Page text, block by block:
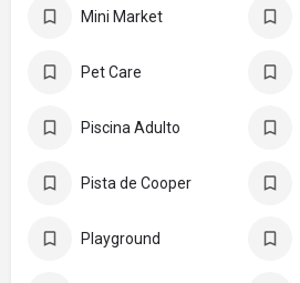
Mini Market
Pet Care
Piscina Adulto
Pista de Cooper
Playground